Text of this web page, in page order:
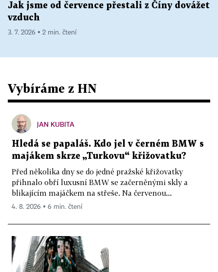
Jak jsme od července přestali z Číny dovážet
vzduch
3. 7. 2026 ▪ 2 min. čtení
Vybíráme z HN
JAN KUBITA
Hledá se papaláš. Kdo jel v černém BMW s
majákem skrze „Turkovu“ křižovatku?
Před několika dny se do jedné pražské křižovatky
přihnalo obří luxusní BMW se začerněnými skly a
blikajícím majáčkem na střeše. Na červenou...
4. 8. 2026 ▪ 6 min. čtení